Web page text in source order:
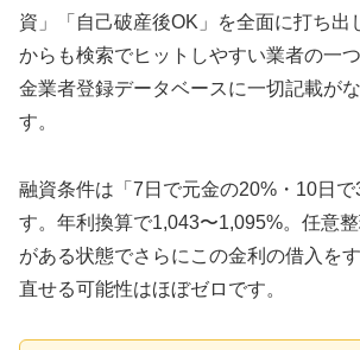
資」「自己破産後OK」を全面に打ち出
からも検索でヒットしやすい業者の一
金業者登録データベースに一切記載が
す。
融資条件は「7日で元金の20%・10日
す。年利換算で1,043〜1,095%。任意
がある状態でさらにこの金利の借入を
直せる可能性はほぼゼロです。